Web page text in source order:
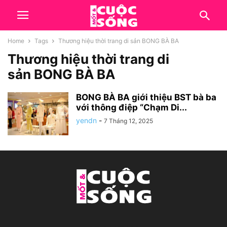
Home Tags Thương hiệu thời trang di sản BONG BÀ BA
Thương hiệu thời trang di
sản BONG BÀ BA
BONG BÀ BA giới thiệu BST bà ba
với thông điệp “Chạm Di...
yendn - 7 Tháng 12, 2025